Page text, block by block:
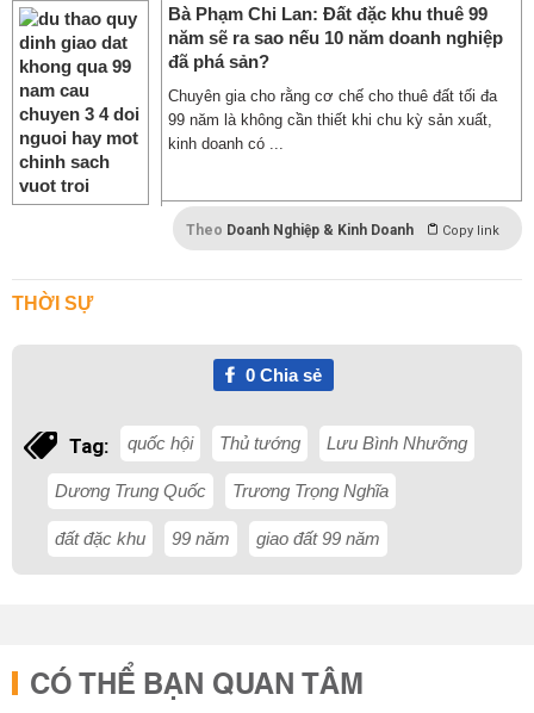
Bà Phạm Chi Lan: Đất đặc khu thuê 99
năm sẽ ra sao nếu 10 năm doanh nghiệp
đã phá sản?
Chuyên gia cho rằng cơ chế cho thuê đất tối đa
99 năm là không cần thiết khi chu kỳ sản xuất,
kinh doanh có ...
Theo Doanh Nghiệp & Kinh Doanh Copy link
THỜI SỰ
0Chia sẻ
Tag: quốc hội Thủ tướng Lưu Bình Nhưỡng
Dương Trung Quốc Trương Trọng Nghĩa
đất đặc khu 99 năm giao đất 99 năm
CÓ THỂ BẠN QUAN TÂM